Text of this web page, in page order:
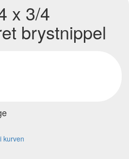
x 3/4
brystnippel
kurven